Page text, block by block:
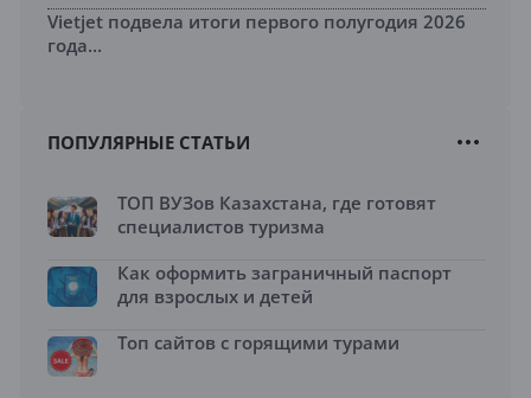
Vietjet подвела итоги первого полугодия 2026
года...
ПОПУЛЯРНЫЕ СТАТЬИ
ТОП ВУЗов Казахстана, где готовят
специалистов туризма
Как оформить заграничный паспорт
для взрослых и детей
Топ сайтов с горящими турами